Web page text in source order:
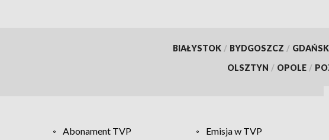
BIAŁYSTOK / BYDGOSZCZ / GDAŃSK
OLSZTYN / OPOLE /
Abonament TVP Emisja w TVP